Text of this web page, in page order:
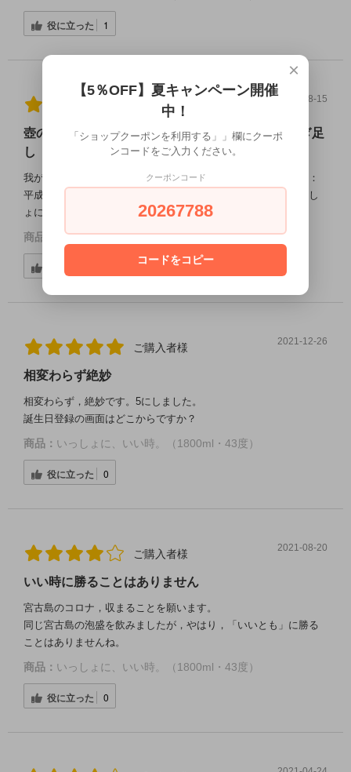
役に立った 1
ご購入者様 2022-08-15
壺の中が少なくなると「いっしょにいい時」をつぎ足
し
我が５升壺の木札には多良川、アルコール：４３％、製造年月：
平成１０年、と書かれています。壺の中が少なくなると「いっし
ょにいい時」をつぎ足し、四半世紀を楽しんでいます。
商品： いっしょに、いい時。（1800ml・43度）
ご購入者様 2021-12-26
相変わらず絶妙
相変わらず，絶妙です。5にしました。
誕生日登録の画面はどこからですか？
商品： いっしょに、いい時。（1800ml・43度）
役に立った 0
ご購入者様 2021-08-20
いい時に勝ることはありません
宮古島のコロナ，収まることを願います。
同じ宮古島の泡盛を飲みましたが，やはり，「いいとも」に勝る
ことはありませんね。
商品： いっしょに、いい時。（1800ml・43度）
役に立った 0
×
【5％OFF】夏キャンペーン開催
中！
「ショップクーポンを利用する」」欄にクーポ
ンコードをご入力ください。
クーポンコード
20267788
コードをコピー